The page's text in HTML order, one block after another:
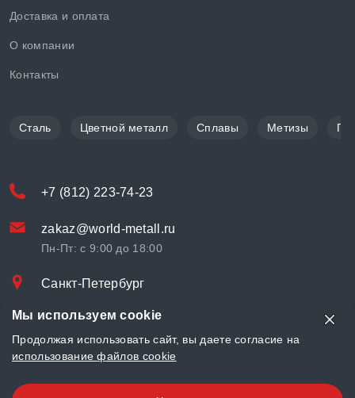
Доставка и оплата
О компании
Контакты
Сталь Цветной металл Сплавы Метизы
+7 (812) 223-74-23
zakaz@world-metall.ru
Пн-Пт: с 9:00 до 18:00
Санкт-Петербург
© «World Metall» 2025, Разработка и комплексное продвижение
"LCAgency"
Мы используем cookie
Продолжая использовать сайт, вы даете согласие на
использование файлов cookie